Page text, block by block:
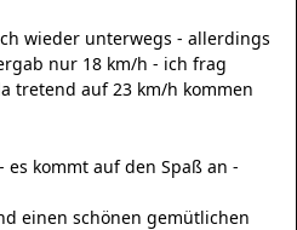
wieder unterwegs - allerdings
nur 18 km/h - ich frag
tretend auf 23 km/h kommen
kommt auf den Spaß an -
einen schönen gemütlichen